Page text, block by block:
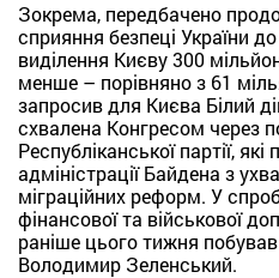
Зокрема, передбачено
сприяння безпеці України
виділення Києву 300
менше – порівняно з 61
запросив для Києва Білий
схвалена Конгресом через
Республіканської партії, які
адміністрації Байдена з
міграційних реформ. У
фінансової та військової
раніше цього тижня
Володимир Зеленський.